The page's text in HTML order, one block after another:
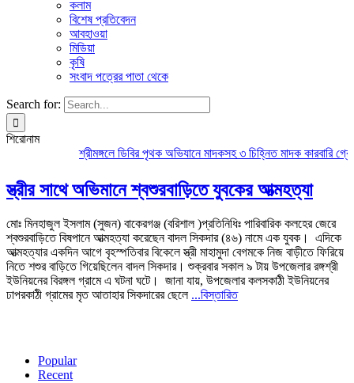
কলাম
বিশেষ প্রতিবেদন
আবহাওয়া
মিডিয়া
কৃষি
সংবাদ পত্রের পাতা থেকে
Search for:
শিরোনাম
শ্রীমঙ্গলে ডিবির পৃথক অভিযানে মাদকসহ ৩ চিহ্নিত মাদক কারবারি
স্ত্রীর সাথে অভিমানে শ্বশুরবাড়িতে যুবকের আত্মহত্যা
মোঃ মিনহাজুল ইসলাম (সুজন) বাকেরগঞ্জ (বরিশাল )প্রতিনিধিঃ পারিবারিক কলহের জেরে
শ্বশুরবাড়িতে বিষপানে আত্মহত্যা করেছেন বাদল সিকদার (৪৬) নামে এক যুবক। এদিকে
আত্মহত্যার একদিন আগে বৃহস্পতিবার বিকেলে স্ত্রী মাহামুদা বেগমকে নিজ বাড়ীতে ফিরিয়ে
নিতে শশুর বাড়িতে গিয়েছিলেন বাদল সিকদার। শুক্রবার সকাল ৯ টায় উপজেলার রঙ্গশ্রী
ইউনিয়নের বিরঙ্গল গ্রামে এ ঘটনা ঘটে। জানা যায়, উপজেলার কলসকাঠী ইউনিয়নের
ঢাপরকাঠী গ্রামের মৃত আতাহার সিকদারের ছেলে ...বিস্তারিত
Popular
Recent